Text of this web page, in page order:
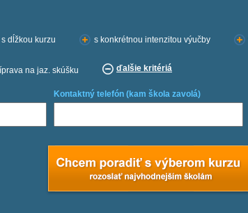
s dĺžkou kurzu s konkrétnou intenzitou výučby
na jaz. skúšku ďalšie kritériá
Kontaktný telefón (kam škola zavolá)